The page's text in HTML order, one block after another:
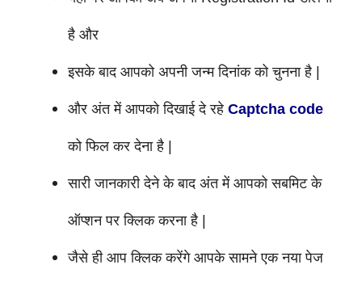
है और
इसके बाद आपको अपनी जन्म दिनांक को चुनना है |
और अंत में आपको दिखाई दे रहे Captcha code
को फिल कर देना है |
सारी जानकारी देने के बाद अंत में आपको सबमिट के
ऑप्शन पर क्लिक करना है |
जैसे ही आप क्लिक करेंगे आपके सामने एक नया पेज